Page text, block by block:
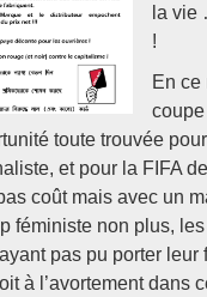
la vie
!
En ce
toute trouvée
et pour la FIFA
coût mais avec un
féministe non plus,
pas pu porter leur
à l’avortement dans